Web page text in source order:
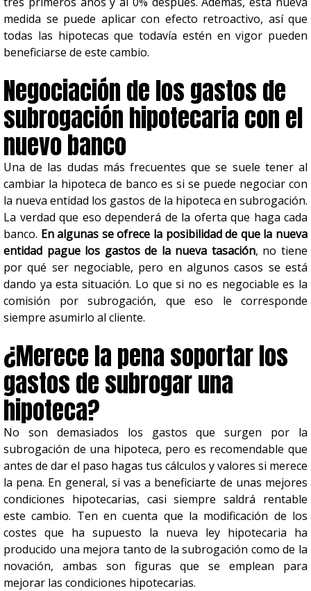
medida se puede aplicar con efecto retroactivo, así que
todas las hipotecas que todavía estén en vigor pueden
beneficiarse de este cambio.
Negociación de los gastos de
subrogación hipotecaria con el
nuevo banco
Una de las dudas más frecuentes que se suele tener al
cambiar la hipoteca de banco es si se puede negociar con
la nueva entidad los gastos de la hipoteca en subrogación.
La verdad que eso dependerá de la oferta que haga cada
banco. En algunas se ofrece la posibilidad de que la nueva
entidad pague los gastos de la nueva tasación, no tiene
por qué ser negociable, pero en algunos casos se está
dando ya esta situación. Lo que si no es negociable es la
comisión por subrogación, que eso le corresponde
siempre asumirlo al cliente.
¿Merece la pena soportar los
gastos de subrogar una
hipoteca?
No son demasiados los gastos que surgen por la
subrogación de una hipoteca, pero es recomendable que
antes de dar el paso hagas tus cálculos y valores si merece
la pena. En general, si vas a beneficiarte de unas mejores
condiciones hipotecarias, casi siempre saldrá rentable
este cambio. Ten en cuenta que la modificación de los
costes que ha supuesto la nueva ley hipotecaria ha
producido una mejora tanto de la subrogación como de la
novación, ambas son figuras que se emplean para
mejorar las condiciones hipotecarias.